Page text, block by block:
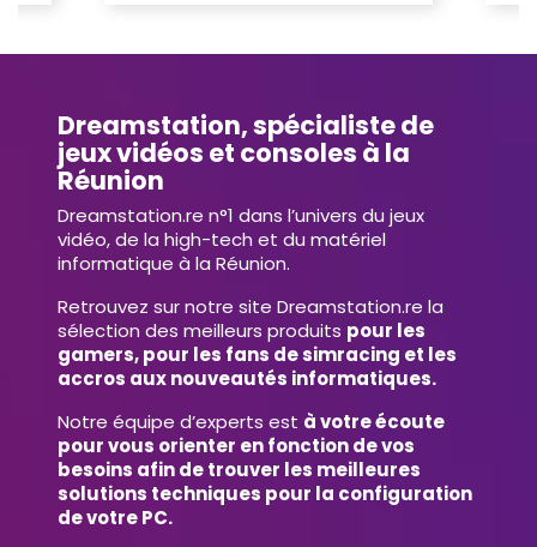
Dreamstation, spécialiste de
jeux vidéos et consoles à la
Réunion
Dreamstation.re n°1 dans l’univers du jeux
vidéo, de la high-tech et du matériel
informatique à la Réunion.
Retrouvez sur notre site Dreamstation.re la
sélection des meilleurs produits pour les
gamers, pour les fans de simracing et les
accros aux nouveautés informatiques.
Notre équipe d’experts est à votre écoute
pour vous orienter en fonction de vos
besoins afin de trouver les meilleures
solutions techniques pour la configuration
de votre PC.